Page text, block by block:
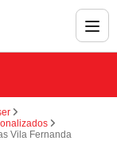
Vila Fernanda